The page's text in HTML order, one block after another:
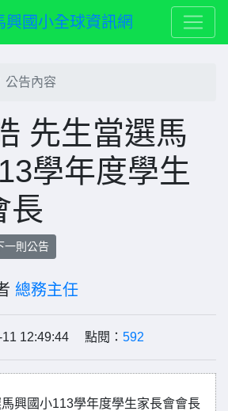
興國小全球資訊網
公告內容
先生當選馬
學年度學生
長
一則公告
總務主任
11 12:49:44 點閱： 592
興國小113學年度學生家長會會長